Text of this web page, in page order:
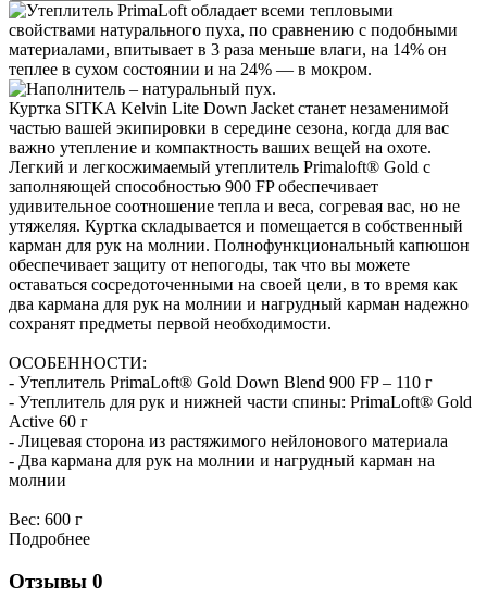
Куртка SITKA Kelvin Lite Down Jacket станет незаменимой
частью вашей экипировки в середине сезона, когда для вас
важно утепление и компактность ваших вещей на охоте.
Легкий и легкосжимаемый утеплитель Primaloft® Gold с
заполняющей способностью 900 FP обеспечивает
удивительное соотношение тепла и веса, согревая вас, но не
утяжеляя. Куртка складывается и помещается в собственный
карман для рук на молнии. Полнофункциональный капюшон
обеспечивает защиту от непогоды, так что вы можете
оставаться сосредоточенными на своей цели, в то время как
два кармана для рук на молнии и нагрудный карман надежно
сохранят предметы первой необходимости.
ОСОБЕННОСТИ:
- Утеплитель PrimaLoft® Gold Down Blend 900 FP – 110 г
- Утеплитель для рук и нижней части спины: PrimaLoft® Gold
Active 60 г
- Лицевая сторона из растяжимого нейлонового материала
- Два кармана для рук на молнии и нагрудный карман на
молнии
Вес: 600 г
Подробнее
Отзывы 0